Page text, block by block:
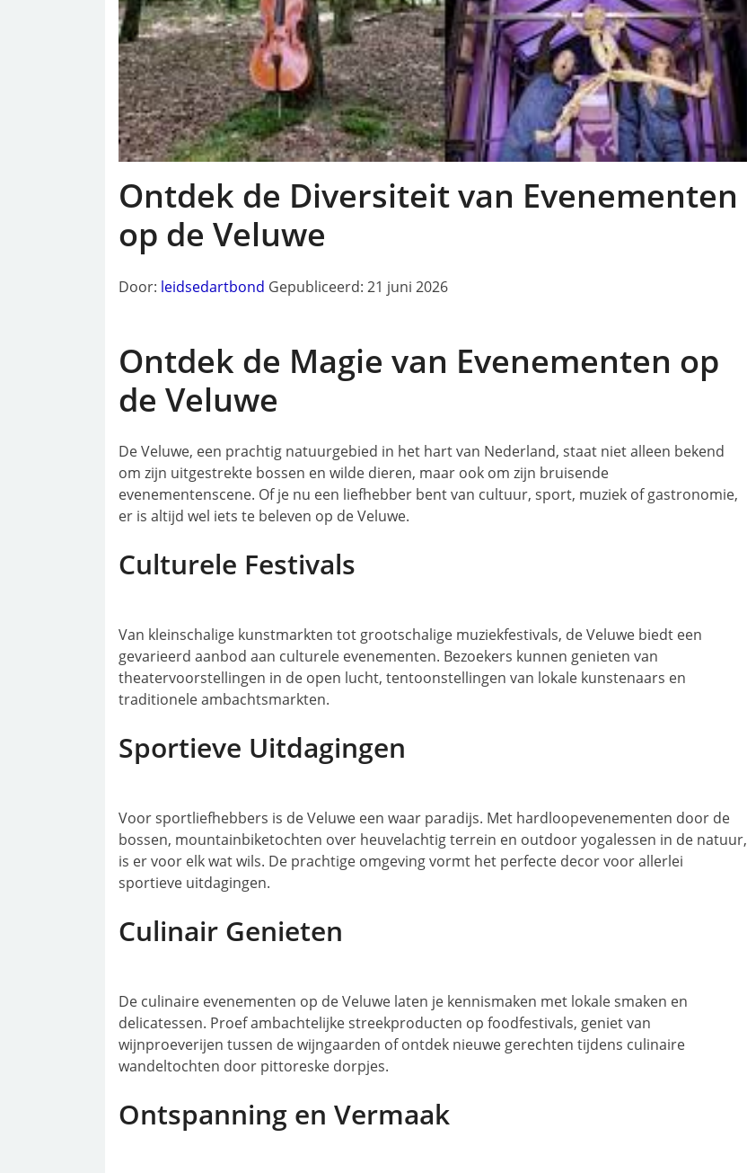
Ontdek de Diversiteit van Evenementen
op de Veluwe
Door: leidsedartbond Gepubliceerd: 21 juni 2026
Ontdek de Magie van Evenementen op
de Veluwe
De Veluwe, een prachtig natuurgebied in het hart van Nederland, staat niet alleen bekend
om zijn uitgestrekte bossen en wilde dieren, maar ook om zijn bruisende
evenementenscene. Of je nu een liefhebber bent van cultuur, sport, muziek of gastronomie,
er is altijd wel iets te beleven op de Veluwe.
Culturele Festivals
Van kleinschalige kunstmarkten tot grootschalige muziekfestivals, de Veluwe biedt een
gevarieerd aanbod aan culturele evenementen. Bezoekers kunnen genieten van
theatervoorstellingen in de open lucht, tentoonstellingen van lokale kunstenaars en
traditionele ambachtsmarkten.
Sportieve Uitdagingen
Voor sportliefhebbers is de Veluwe een waar paradijs. Met hardloopevenementen door de
bossen, mountainbiketochten over heuvelachtig terrein en outdoor yogalessen in de natuur,
is er voor elk wat wils. De prachtige omgeving vormt het perfecte decor voor allerlei
sportieve uitdagingen.
Culinair Genieten
De culinaire evenementen op de Veluwe laten je kennismaken met lokale smaken en
delicatessen. Proef ambachtelijke streekproducten op foodfestivals, geniet van
wijnproeverijen tussen de wijngaarden of ontdek nieuwe gerechten tijdens culinaire
wandeltochten door pittoreske dorpjes.
Ontspanning en Vermaak